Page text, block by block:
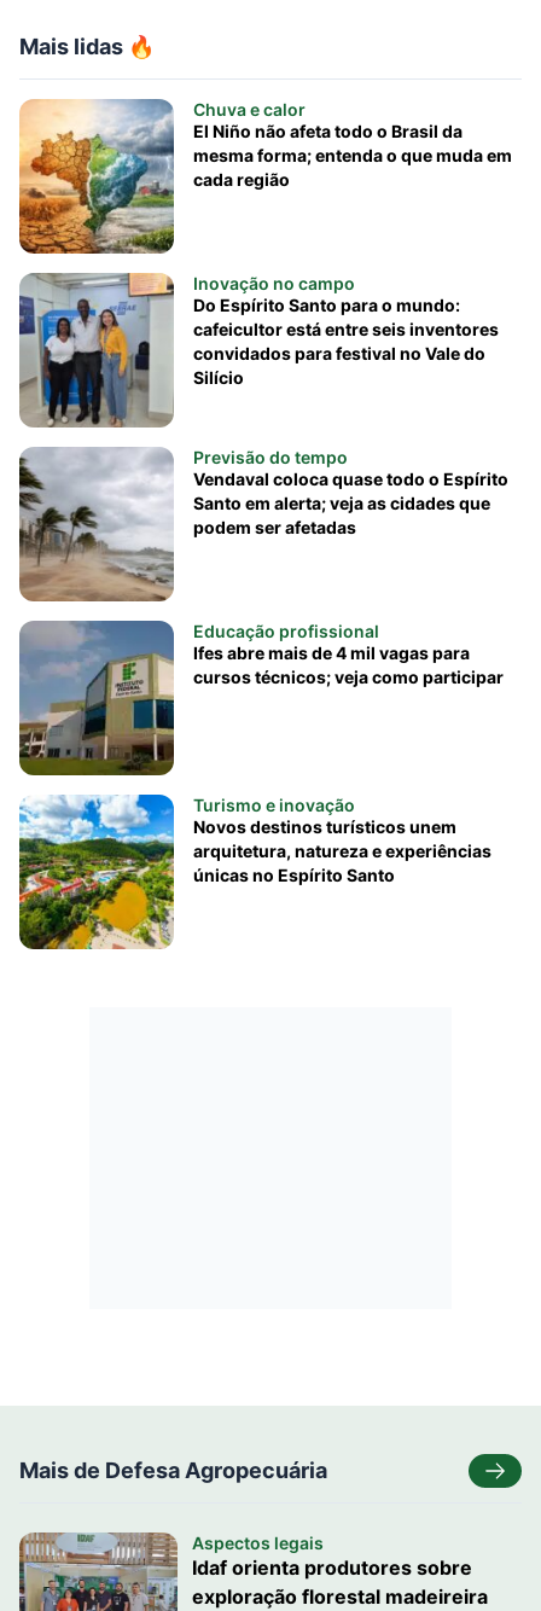
Mais lidas 🔥
Chuva e calor
El Niño não afeta todo o Brasil da
mesma forma; entenda o que muda em
cada região
Inovação no campo
Do Espírito Santo para o mundo:
cafeicultor está entre seis inventores
convidados para festival no Vale do
Silício
Previsão do tempo
Vendaval coloca quase todo o Espírito
Santo em alerta; veja as cidades que
podem ser afetadas
Educação profissional
Ifes abre mais de 4 mil vagas para
cursos técnicos; veja como participar
Turismo e inovação
Novos destinos turísticos unem
arquitetura, natureza e experiências
únicas no Espírito Santo
Mais de Defesa Agropecuária
Aspectos legais
Idaf orienta produtores sobre
exploração florestal madeireira